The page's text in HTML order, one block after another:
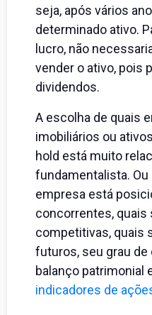
seja, após vários
determinado ativo.
lucro, não
vender o ativo, pois
dividendos.
A escolha de quais
imobiliários ou
hold está muito
fundamentalista. Ou
empresa está
concorrentes, quais
competitivas, quais
futuros, seu grau
balanço patrimonial
indicadores de